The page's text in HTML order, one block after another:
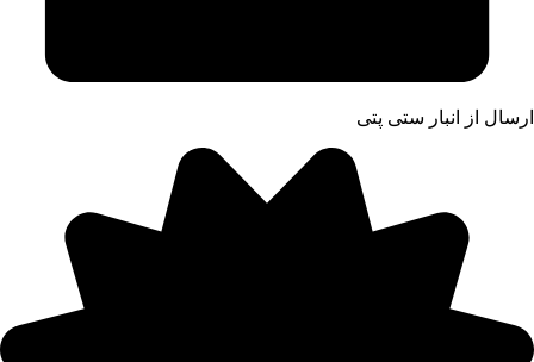
ارسال از انبار ستی پتی